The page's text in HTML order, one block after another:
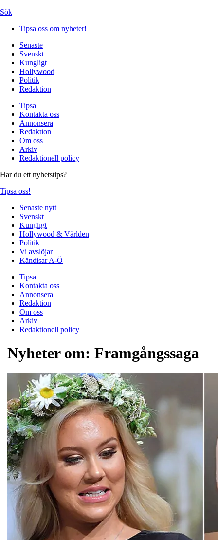
Sök
Tipsa oss om nyheter!
Senaste
Svenskt
Kungligt
Hollywood
Politik
Redaktion
Tipsa
Kontakta oss
Annonsera
Redaktion
Om oss
Arkiv
Redaktionell policy
Har du ett nyhetstips?
Tipsa oss!
Senaste nytt
Svenskt
Kungligt
Hollywood & Världen
Politik
Vi avslöjar
Kändisar A-Ö
Tipsa
Kontakta oss
Annonsera
Redaktion
Om oss
Arkiv
Redaktionell policy
Nyheter om: Framgångssaga